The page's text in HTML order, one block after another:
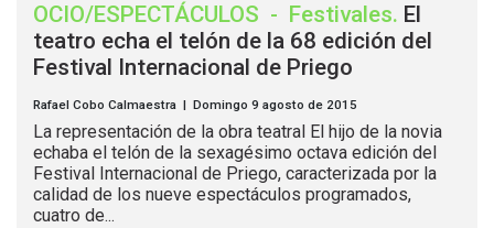
OCIO/ESPECTÁCULOS - Festivales. El
teatro echa el telón de la 68 edición del
Festival Internacional de Priego
Rafael Cobo Calmaestra | Domingo 9 agosto de 2015
La representación de la obra teatral El hijo de la novia
echaba el telón de la sexagésimo octava edición del
Festival Internacional de Priego, caracterizada por la
calidad de los nueve espectáculos programados,
cuatro de...